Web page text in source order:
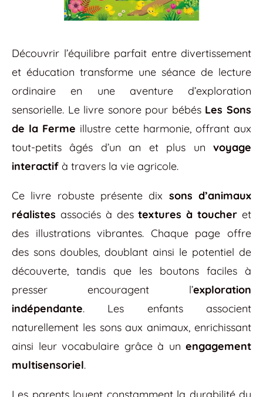
Découvrir l’équilibre parfait entre divertissement
et éducation transforme une séance de lecture
ordinaire en une aventure d’exploration
sensorielle. Le livre sonore pour bébés Les Sons
de la Ferme illustre cette harmonie, offrant aux
tout-petits âgés d’un an et plus un voyage
interactif à travers la vie agricole.
Ce livre robuste présente dix sons d’animaux
réalistes associés à destextures à toucher et
des illustrations vibrantes. Chaque page offre
des sons doubles, doublant ainsi le potentiel de
découverte, tandis que les boutons faciles à
presser encouragent l’exploration
indépendante. Les enfants associent
naturellement les sons aux animaux, enrichissant
ainsi leur vocabulaire grâce à un engagement
multisensoriel.